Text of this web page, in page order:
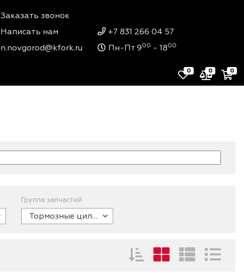
Заказать звонок
Написать нам
n.novgorod@kfork.ru
+7 831 266 04 57
Пн-Пт 900 - 1800
0 0 0
Группа запчастей
Тормозные цилиндры